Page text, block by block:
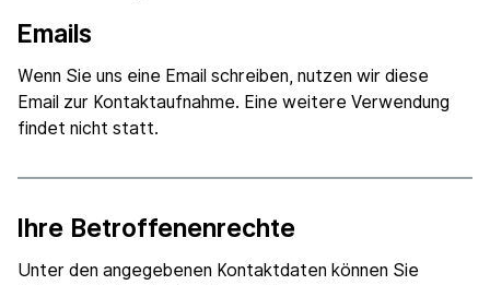
Emails
Wenn Sie uns eine Email schreiben, nutzen wir diese
Email zur Kontaktaufnahme. Eine weitere Verwendung
findet nicht statt.
Ihre Betroffenenrechte
Unter den angegebenen Kontaktdaten können Sie